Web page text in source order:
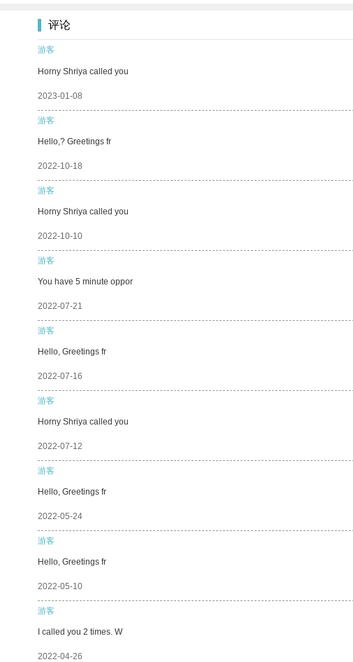
评论
游客
Horny Shriya called you
2023-01-08
游客
Hello,? Greetings fr
2022-10-18
游客
Horny Shriya called you
2022-10-10
游客
You have 5 minute oppor
2022-07-21
游客
Hello, Greetings fr
2022-07-16
游客
Horny Shriya called you
2022-07-12
游客
Hello, Greetings fr
2022-05-24
游客
Hello, Greetings fr
2022-05-10
游客
I called you 2 times. W
2022-04-26